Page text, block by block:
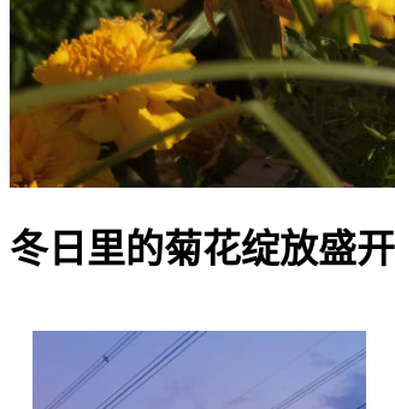
冬日里的菊花绽放盛开